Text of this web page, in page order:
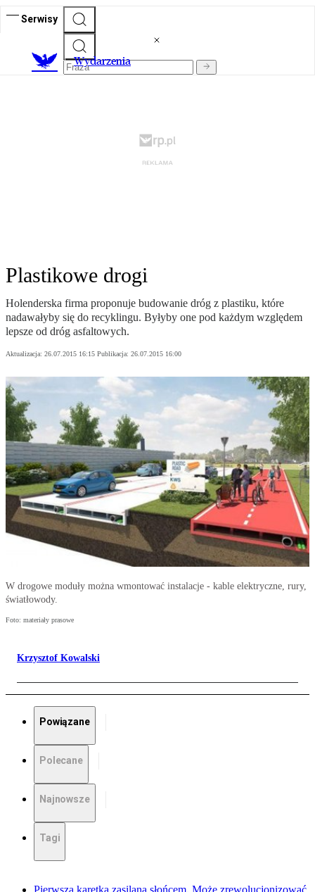
Serwisy
Wydarzenia
Plastikowe drogi
Holenderska firma proponuje budowanie dróg z plastiku, które
nadawałyby się do recyklingu. Byłyby one pod każdym względem
lepsze od dróg asfaltowych.
Aktualizacja: 26.07.2015 16:15 Publikacja: 26.07.2015 16:00
W drogowe moduły można wmontować instalacje - kable elektryczne, rury,
światłowody.
Foto: materiały prasowe
Krzysztof Kowalski
Powiązane
Polecane
Najnowsze
Tagi
Pierwsza karetka zasilana słońcem. Może zrewolucjonizować